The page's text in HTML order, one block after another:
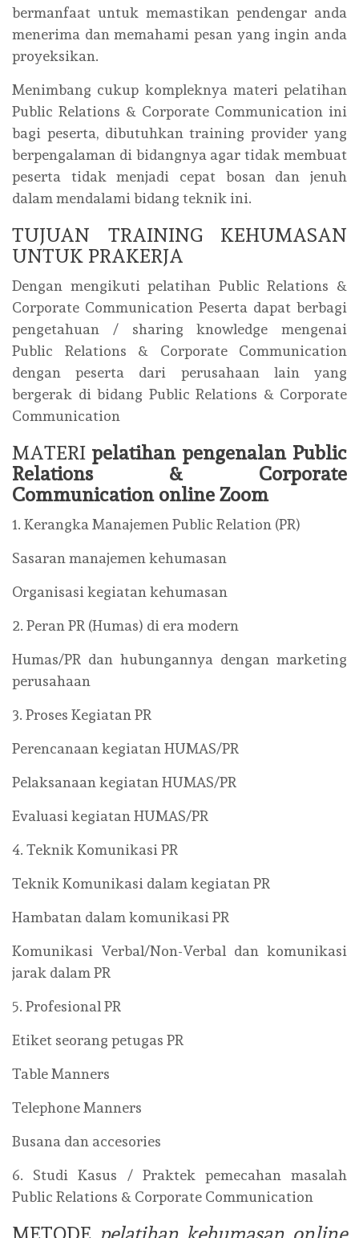
bermanfaat untuk memastikan pendengar anda
menerima dan memahami pesan yang ingin anda
proyeksikan.
Menimbang cukup kompleknya materi pelatihan
Public Relations & Corporate Communication ini
bagi peserta, dibutuhkan training provider yang
berpengalaman di bidangnya agar tidak membuat
peserta tidak menjadi cepat bosan dan jenuh
dalam mendalami bidang teknik ini.
TUJUAN TRAINING KEHUMASAN
UNTUK PRAKERJA
Dengan mengikuti pelatihan Public Relations &
Corporate Communication Peserta dapat berbagi
pengetahuan / sharing knowledge mengenai
Public Relations & Corporate Communication
dengan peserta dari perusahaan lain yang
bergerak di bidang Public Relations & Corporate
Communication
MATERIpelatihan pengenalan Public
Relations & Corporate
Communication online Zoom
1. Kerangka Manajemen Public Relation (PR)
Sasaran manajemen kehumasan
Organisasi kegiatan kehumasan
2. Peran PR (Humas) di era modern
Humas/PR dan hubungannya dengan marketing
perusahaan
3. Proses Kegiatan PR
Perencanaan kegiatan HUMAS/PR
Pelaksanaan kegiatan HUMAS/PR
Evaluasi kegiatan HUMAS/PR
4. Teknik Komunikasi PR
Teknik Komunikasi dalam kegiatan PR
Hambatan dalam komunikasi PR
Komunikasi Verbal/Non-Verbal dan komunikasi
jarak dalam PR
5. Profesional PR
Etiket seorang petugas PR
Table Manners
Telephone Manners
Busana dan accesories
6. Studi Kasus / Praktek pemecahan masalah
Public Relations & Corporate Communication